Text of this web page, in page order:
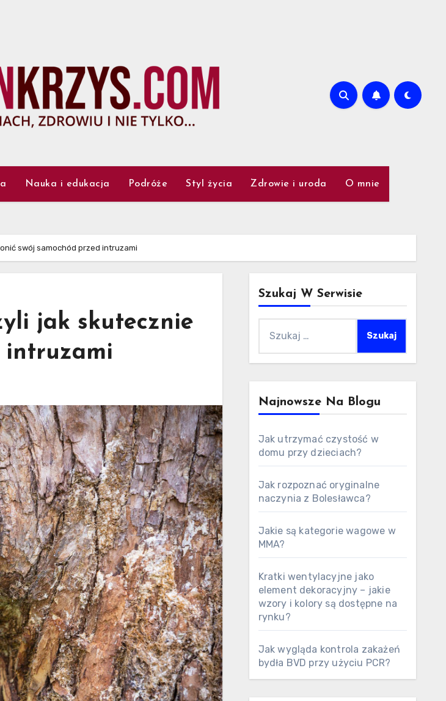
Nauka i edukacja Podróże Styl życia Zdrowie i uroda O mnie
swój samochód przed intruzami
jak skutecznie
intruzami
Szukaj W Serwisie
Najnowsze Na Blogu
Jak utrzymać czystość w
domu przy dzieciach?
Jak rozpoznać oryginalne
naczynia z Bolesławca?
Jakie są kategorie wagowe w
MMA?
Kratki wentylacyjne jako
element dekoracyjny – jakie
wzory i kolory są dostępne na
rynku?
Jak wygląda kontrola zakażeń
bydła BVD przy użyciu PCR?